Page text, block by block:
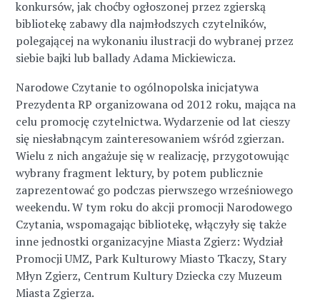
konkursów, jak choćby ogłoszonej przez zgierską
bibliotekę zabawy dla najmłodszych czytelników,
polegającej na wykonaniu ilustracji do wybranej przez
siebie bajki lub ballady Adama Mickiewicza.
Narodowe Czytanie to ogólnopolska inicjatywa
Prezydenta RP organizowana od 2012 roku, mająca na
celu promocję czytelnictwa. Wydarzenie od lat cieszy
się niesłabnącym zainteresowaniem wśród zgierzan.
Wielu z nich angażuje się w realizację, przygotowując
wybrany fragment lektury, by potem publicznie
zaprezentować go podczas pierwszego wrześniowego
weekendu. W tym roku do akcji promocji Narodowego
Czytania, wspomagając bibliotekę, włączyły się także
inne jednostki organizacyjne Miasta Zgierz: Wydział
Promocji UMZ, Park Kulturowy Miasto Tkaczy, Stary
Młyn Zgierz, Centrum Kultury Dziecka czy Muzeum
Miasta Zgierza.